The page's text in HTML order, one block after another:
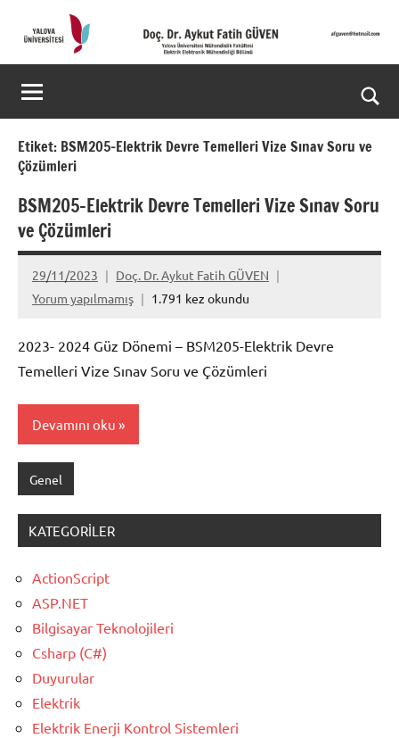
Doç.
Dr.
Aykut
Fatih
GÜVEN-
World's
top
scientists
2025
Web
Sitesi
Etiket: BSM205-Elektrik Devre Temelleri Vize Sınav Soru ve
Çözümleri
BSM205-Elektrik Devre Temelleri Vize Sınav Soru
ve Çözümleri
29/11/2023
Doç. Dr. Aykut Fatih GÜVEN
Yorum yapılmamış
1.791 kez okundu
2023- 2024 Güz Dönemi – BSM205-Elektrik Devre
Temelleri Vize Sınav Soru ve Çözümleri
Devamını oku
Genel
KATEGORILER
ActionScript
ASP.NET
Bilgisayar Teknolojileri
Csharp (C#)
Duyurular
Elektrik
Elektrik Enerji Kontrol Sistemleri